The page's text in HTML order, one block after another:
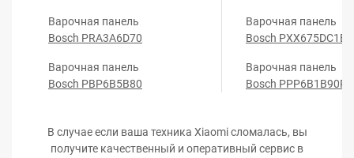
Варочная панель
Bosch PRA3A6D70
Варочная панель
Bosch PBP6B5B80
Варочная панель
Bosch PXX675DC1E
Варочная панель
Bosch PPP6B1B90R
В случае если ваша техника Xiaomi сломалась, вы
получите качественный и оперативный сервис в